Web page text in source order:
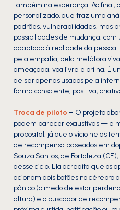
também na esperança. Ao final,
personalizado, que traz uma
padrões, vulnerabilidades, mas
possibilidades de mudança,
adaptado à realidade da
pela empatia, pela metáfora
ameaçada, voa livre e brilha. É
de ser apenas usados pela
forma consciente, positiva,
Troca de piloto – O projeto
podem parecer exaustivas — e
proposital, já que o vício nelas
de recompensa baseados em
Souza Santos, de Fortaleza
desse ciclo. Ela acredita que os
acionam dois botões no cérebro
pânico (o medo de estar
altura) e o buscador de